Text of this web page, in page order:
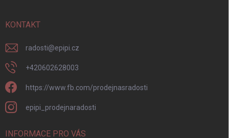
KONTAKT
radosti@epipi.cz
+420602628003
https://www.fb.com/prodejnasradosti
epipi_prodejnaradosti
INFORMACE PRO VÁS